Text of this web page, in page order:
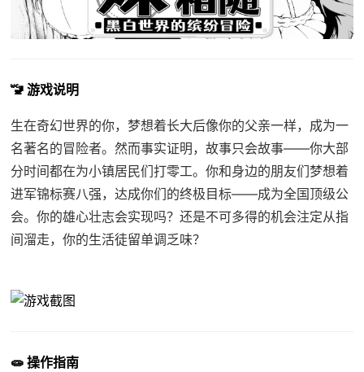
🚾 游戏说明
生在奇幻世界的你，梦想着长大后像你的父亲一样，成为一
名著名的冒险者。然而事实证明，故事只会故事——你大部
分时间都在为小镇居民们打零工。你和身边的朋友们梦想着
进军锦标赛八强，达成你们的终极目标——成为全国顶级公
会。你的雄心壮志会实现吗？还是不可多得的机会注定从指
间溜走，你的生活徒留单调乏味？
🧫 操作指南